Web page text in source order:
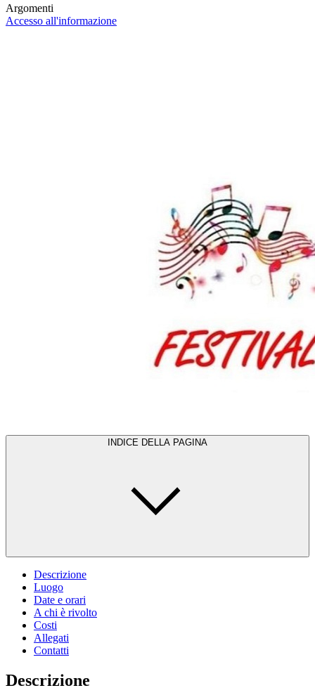
Argomenti
Accesso all'informazione
INDICE DELLA PAGINA
Descrizione
Luogo
Date e orari
A chi è rivolto
Costi
Allegati
Contatti
Descrizione